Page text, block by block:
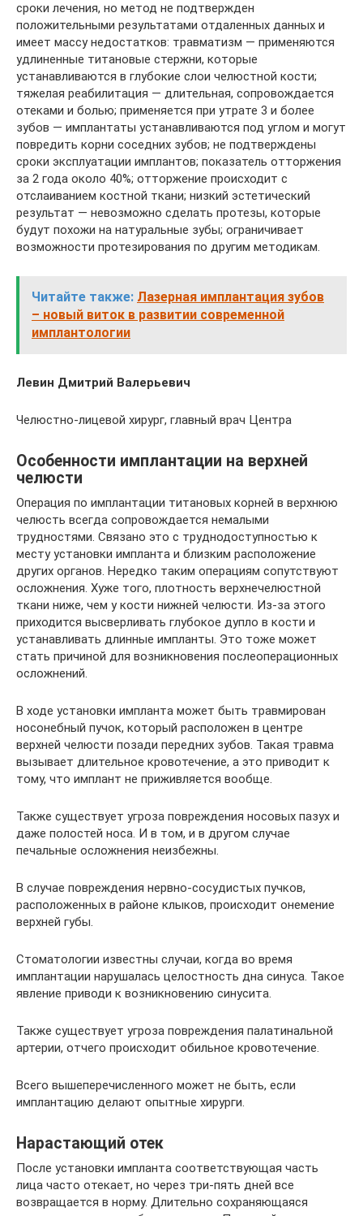
сроки лечения, но метод не подтвержден
положительными результатами отдаленных данных и
имеет массу недостатков: травматизм — применяются
удлиненные титановые стержни, которые
устанавливаются в глубокие слои челюстной кости;
тяжелая реабилитация — длительная, сопровождается
отеками и болью; применяется при утрате 3 и более
зубов — имплантаты устанавливаются под углом и могут
повредить корни соседних зубов; не подтверждены
сроки эксплуатации имплантов; показатель отторжения
за 2 года около 40%; отторжение происходит с
отслаиванием костной ткани; низкий эстетический
результат — невозможно сделать протезы, которые
будут похожи на натуральные зубы; ограничивает
возможности протезирования по другим методикам.
Читайте также: Лазерная имплантация зубов
– новый виток в развитии современной
имплантологии
Левин Дмитрий Валерьевич
Челюстно-лицевой хирург, главный врач Центра
Особенности имплантации на верхней
челюсти
Операция по имплантации титановых корней в верхнюю
челюсть всегда сопровождается немалыми
трудностями. Связано это с труднодоступностью к
месту установки импланта и близким расположение
других органов. Нередко таким операциям сопутствуют
осложнения. Хуже того, плотность верхнечелюстной
ткани ниже, чем у кости нижней челюсти. Из-за этого
приходится высверливать глубокое дупло в кости и
устанавливать длинные импланты. Это тоже может
стать причиной для возникновения послеоперационных
осложнений.
В ходе установки импланта может быть травмирован
носонебный пучок, который расположен в центре
верхней челюсти позади передних зубов. Такая травма
вызывает длительное кровотечение, а это приводит к
тому, что имплант не приживляется вообще.
Также существует угроза повреждения носовых пазух и
даже полостей носа. И в том, и в другом случае
печальные осложнения неизбежны.
В случае повреждения нервно-сосудистых пучков,
расположенных в районе клыков, происходит онемение
верхней губы.
Стоматологии известны случаи, когда во время
имплантации нарушалась целостность дна синуса. Такое
явление приводи к возникновению синусита.
Также существует угроза повреждения палатинальной
артерии, отчего происходит обильное кровотечение.
Всего вышеперечисленного может не быть, если
имплантацию делают опытные хирурги.
Нарастающий отек
После установки импланта соответствующая часть
лица часто отекает, но через три-пять дней все
возвращается в норму. Длительно сохраняющаяся